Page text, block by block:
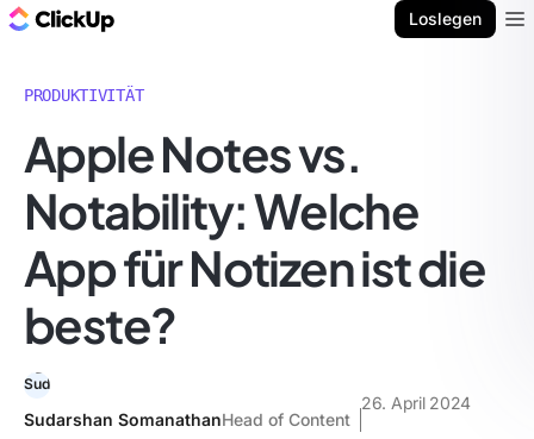
Loslegen
PRODUKTIVITÄT
Apple Notes vs.
Notability: Welche
App für Notizen ist die
beste?
Sudarshan SomanathanHead of Content
26. April 2024